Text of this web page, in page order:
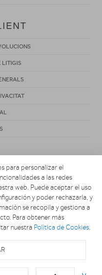
LITIGIS
Radiovisión
para personalizar el
a las redes
web. Puede aceptar el uso
y poder rechazarla, y
se recopila y gestiona a
Para obtener más
nuestra Política de Cookies.